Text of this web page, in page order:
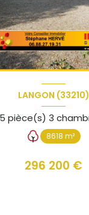
LANGON (33210)
8618 m²
296 200 €